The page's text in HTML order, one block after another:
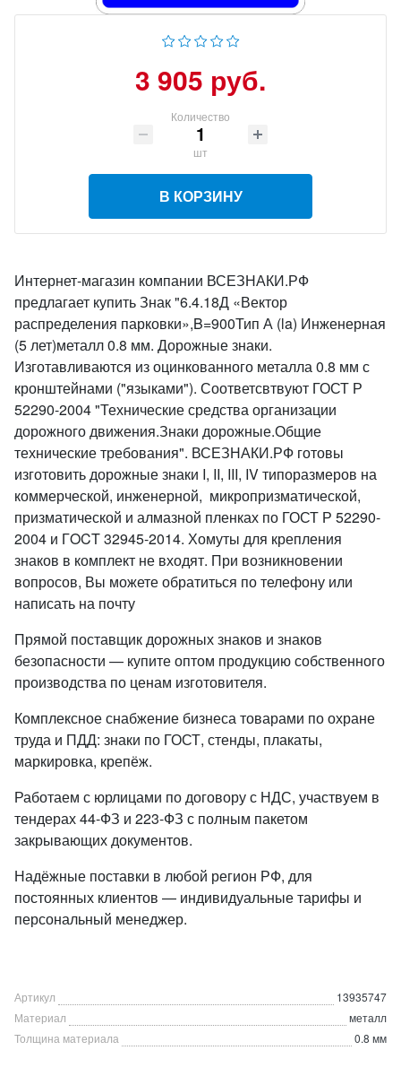
3 905 руб.
Количество
шт
В КОРЗИНУ
Интернет-магазин компании ВСЕЗНАКИ.РФ
предлагает купить Знак "6.4.18Д «Вектор
распределения парковки»,B=900Тип А (la) Инженерная
(5 лет)металл 0.8 мм. Дорожные знаки.
Изготавливаются из оцинкованного металла 0.8 мм с
кронштейнами ("языками"). Соответсвтвуют ГОСТ Р
52290-2004 "Технические средства организации
дорожного движения.Знаки дорожные.Общие
технические требования". ВСЕЗНАКИ.РФ готовы
изготовить дорожные знаки I, II, III, IV типоразмеров на
коммерческой, инженерной, микропризматической,
призматической и алмазной пленках по ГОСТ Р 52290-
2004 и ГOCT 32945-2014. Хомуты для крепления
знаков в комплект не входят. При возникновении
вопросов, Вы можете обратиться по телефону или
написать на почту
Прямой поставщик дорожных знаков и знаков
безопасности — купите оптом продукцию собственного
производства по ценам изготовителя.
Комплексное снабжение бизнеса товарами по охране
труда и ПДД: знаки по ГОСТ, стенды, плакаты,
маркировка, крепёж.
Работаем с юрлицами по договору с НДС, участвуем в
тендерах 44-ФЗ и 223-ФЗ с полным пакетом
закрывающих документов.
Надёжные поставки в любой регион РФ, для
постоянных клиентов — индивидуальные тарифы и
персональный менеджер.
Артикул
13935747
Материал
металл
Толщина материала
0.8 мм